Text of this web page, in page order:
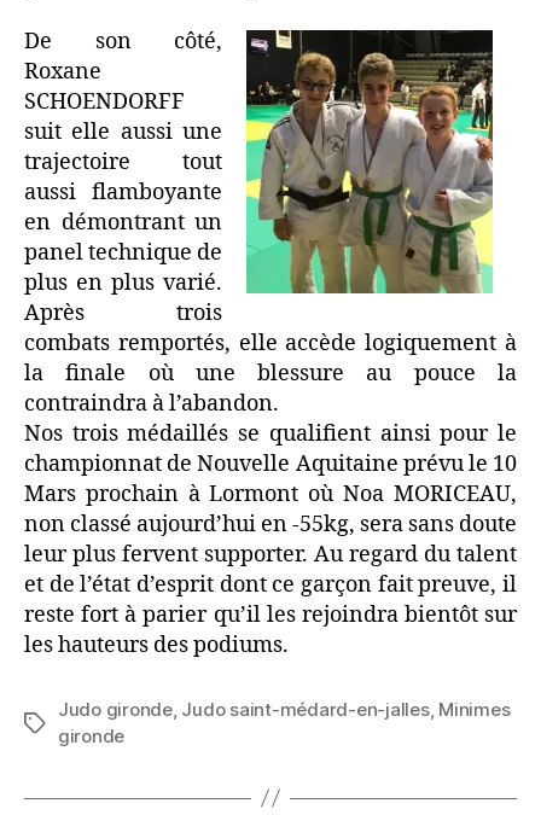
De son côté,
Roxane
SCHOENDORFF
suit elle aussi une
trajectoire tout
aussi flamboyante
en démontrant un
panel technique de
plus en plus varié.
Après trois
combats remportés, elle accède logiquement à
la finale où une blessure au pouce la
contraindra à l’abandon.
Nos trois médaillés se qualifient ainsi pour le
championnat de Nouvelle Aquitaine prévu le 10
Mars prochain à Lormont où Noa MORICEAU,
non classé aujourd’hui en -55kg, sera sans doute
leur plus fervent supporter. Au regard du talent
et de l’état d’esprit dont ce garçon fait preuve, il
reste fort à parier qu’il les rejoindra bientôt sur
les hauteurs des podiums.
Judo gironde, Judo saint-médard-en-jalles, Minimes
gironde